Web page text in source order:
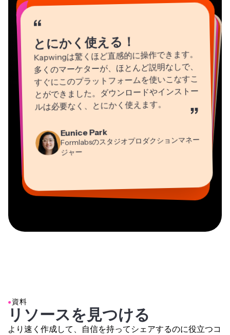
“
とにかく使える！
Kapwingは驚くほど直感的に操作できます。
多くのマーケターが、ほとんど説明なしで、
すぐにこのプラットフォームを使いこなすこ
とができました。ダウンロードやインストー
ルは必要なく、とにかく使えます。 ”
Eunice Park
Formlabsのスタジオプロダクションマネー
ジャー
“
“
Grant Taleck
Panos Papagapiou
EPATHLON社マネージングパートナー
“
Kerry-lee Farla
Gracie Peng
コンテンツ担当ディレクター
“
Martin James
動画エディター
Heidi Rae
教育
“
コンサルタント
Mitch Rawlings
“
Dina Segovia
バーチャルフリーランサー
●資料
リソースを見つける
より速く作成して、自信を持ってシェアするのに役立つコ